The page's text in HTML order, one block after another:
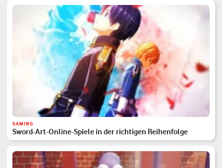
GAMING
Sword-Art-Online-Spiele in der richtigen Reihenfolge